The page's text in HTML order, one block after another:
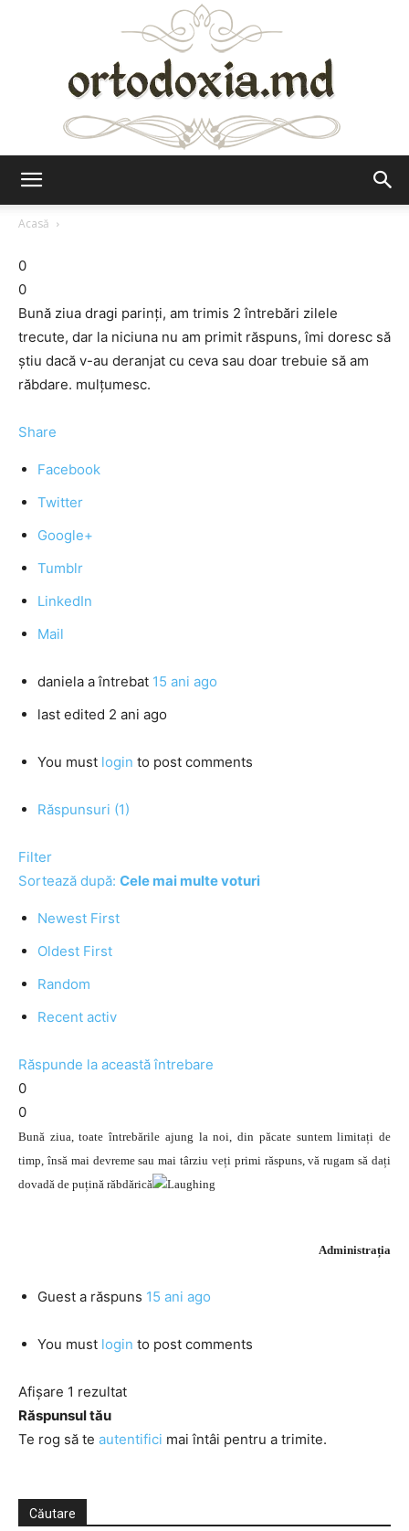
Acasă
0
0
Bună ziua dragi parinți, am trimis 2 întrebări zilele
trecute, dar la niciuna nu am primit răspuns, îmi doresc să
știu dacă v-au deranjat cu ceva sau doar trebuie să am
răbdare. mulțumesc.
Share
Facebook
Twitter
Google+
Tumblr
LinkedIn
Mail
daniela a întrebat 15 ani ago
last edited 2 ani ago
You must login to post comments
Răspunsuri (1)
Filter
Sortează după: Cele mai multe voturi
Newest First
Oldest First
Random
Recent activ
Răspunde la această întrebare
0
0
Bună ziua, toate întrebările ajung la noi, din păcate suntem limitați de
timp, însă mai devreme sau mai târziu veți primi răspuns, vă rugam să dați
dovadă de puțină răbdărică
Administrația
Guest a răspuns 15 ani ago
You must login to post comments
Afișare 1 rezultat
Răspunsul tău
Te rog să te autentifici mai întâi pentru a trimite.
Căutare